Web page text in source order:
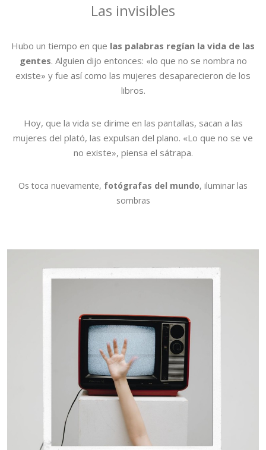
Las invisibles
Hubo un tiempo en que las palabras regían la vida de las
gentes. Alguien dijo entonces: «lo que no se nombra no
existe» y fue así como las mujeres desaparecieron de los
libros.
Hoy, que la vida se dirime en las pantallas, sacan a las
mujeres del plató, las expulsan del plano. «Lo que no se ve
no existe», piensa el sátrapa.
Os toca nuevamente, fotógrafas del mundo, iluminar las
sombras